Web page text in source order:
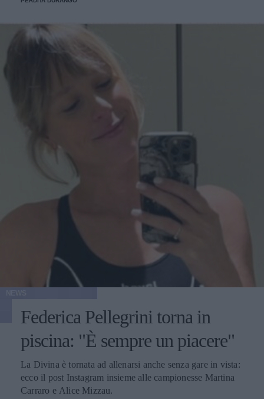
Federica Pellegrini torna in
piscina: "È sempre un piacere"
La Divina è tornata ad allenarsi anche senza gare in vista:
ecco il post Instagram insieme alle campionesse Martina
Carraro e Alice Mizzau.